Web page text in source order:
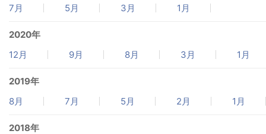
7月
5月 3月 1月
2020年
12月
9月 8月 3月 1月
2019年
8月
7月 5月 2月 1月
2018年